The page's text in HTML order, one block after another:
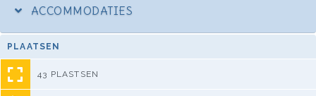
ACCOMMODATIES
PLAATSEN
43 PLASTSEN